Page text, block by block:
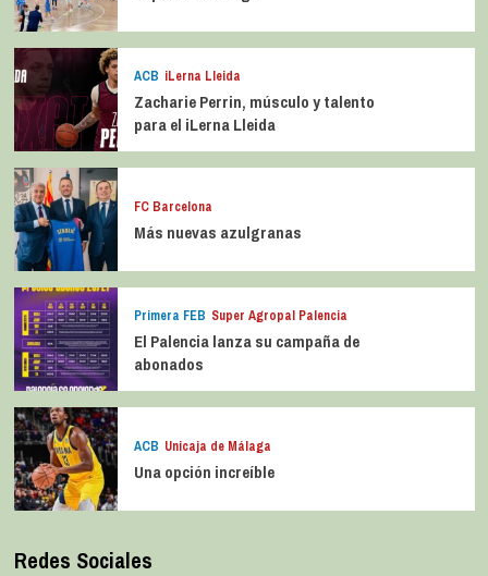
ACB iLerna Lleida
Zacharie Perrin, músculo y talento
para el iLerna Lleida
FC Barcelona
Más nuevas azulgranas
Primera FEB Super Agropal Palencia
El Palencia lanza su campaña de
abonados
ACB Unicaja de Málaga
Una opción increíble
Redes Sociales